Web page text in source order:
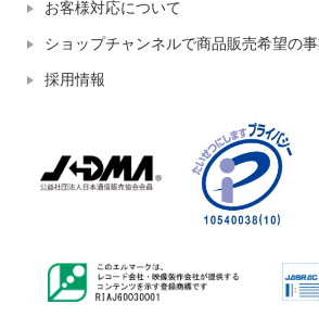
お客様対応について
ショップチャンネルで商品販売希望の
採用情報